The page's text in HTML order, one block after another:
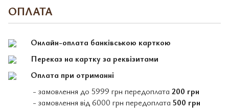
ОПЛАТА
Онлайн-оплата банківською карткою
Переказ на картку за реквізитами
Оплата при отриманні
- замовлення до 5999 грн передоплата 200 грн
- замовлення від 6000 грн передоплата 500 грн